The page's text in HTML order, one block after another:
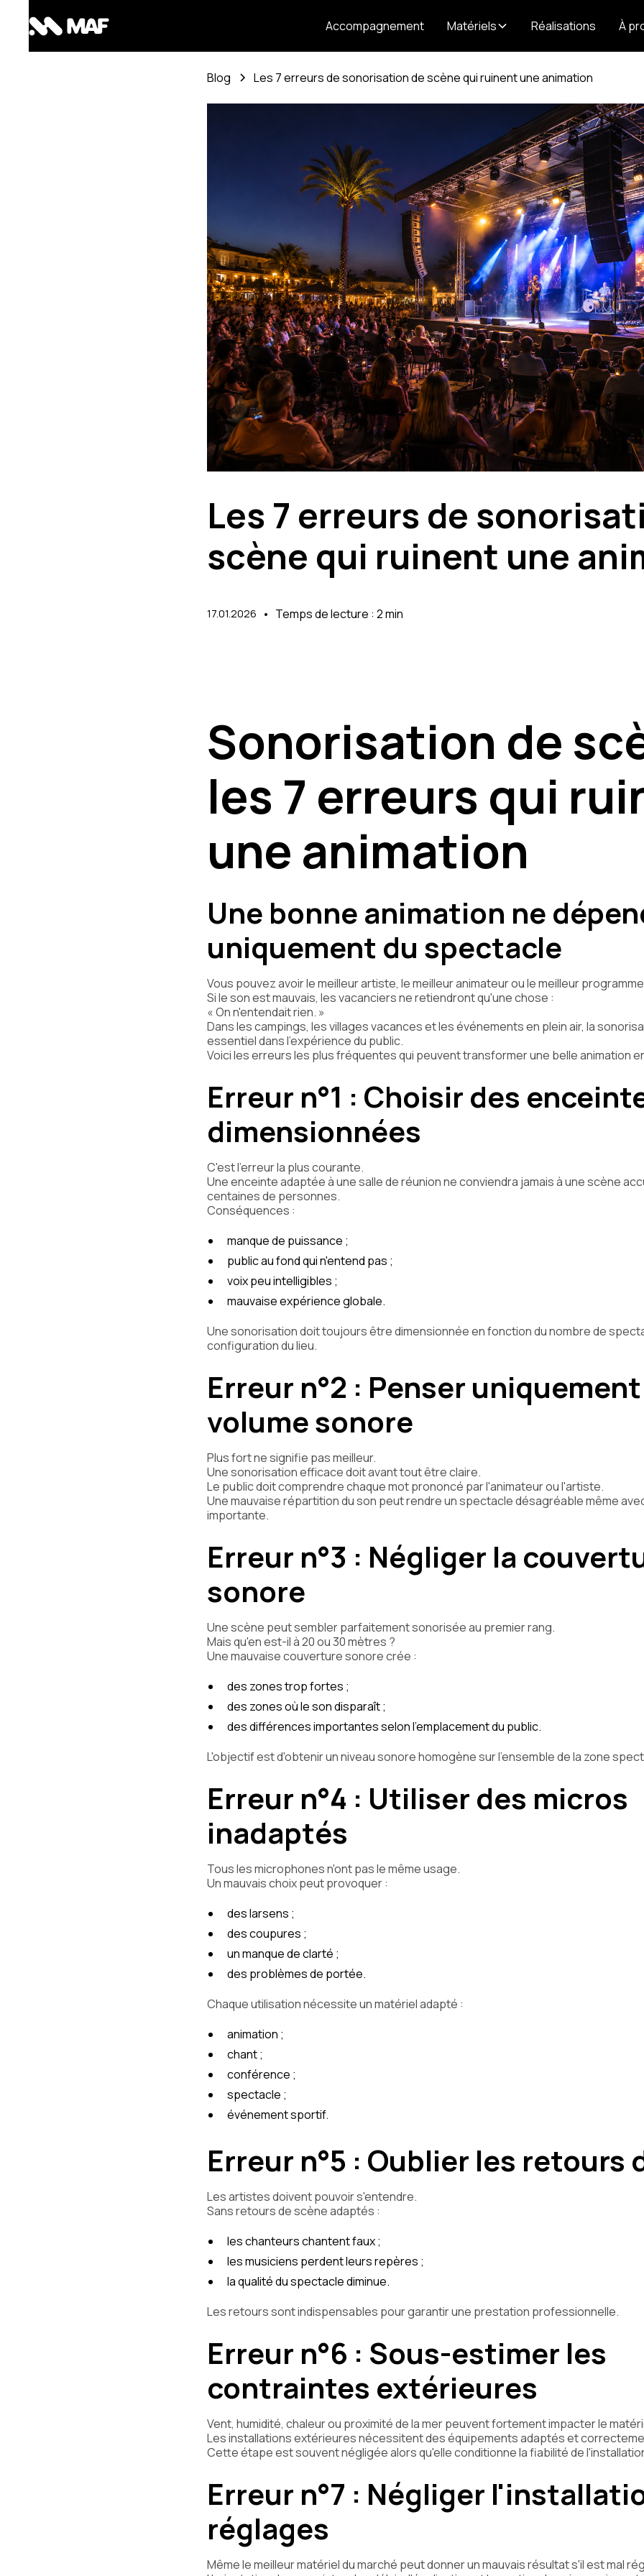
Accompagnement Matériels Réalisations À
Blog Les 7 erreurs de sonorisation de scène qui ruinent une animation
Les 7 erreurs de
scène qui ruinent une
17.01.2026 • Temps de lecture : 2 min
Sonorisation de
les 7 erreurs qui
une animation
Une bonne animation ne
uniquement du spectacle
Vous pouvez avoir le meilleur artiste, le meilleur animateur ou le meilleur
Si le son est mauvais, les vacanciers ne retiendront qu'une chose :
« On n'entendait rien. »
Dans les campings, les villages vacances et les événements en plein air, la
essentiel dans l'expérience du public.
Voici les erreurs les plus fréquentes qui peuvent transformer une belle animation
Erreur n°1 : Choisir des
dimensionnées
C'est l'erreur la plus courante.
Une enceinte adaptée à une salle de réunion ne conviendra jamais à une scène
centaines de personnes.
Conséquences :
manque de puissance ;
public au fond qui n'entend pas ;
voix peu intelligibles ;
mauvaise expérience globale.
Une sonorisation doit toujours être dimensionnée en fonction du nombre de
configuration du lieu.
Erreur n°2 : Penser
volume sonore
Plus fort ne signifie pas meilleur.
Une sonorisation efficace doit avant tout être claire.
Le public doit comprendre chaque mot prononcé par l'animateur ou l'artiste.
Une mauvaise répartition du son peut rendre un spectacle désagréable même
importante.
Erreur n°3 : Négliger la
sonore
Une scène peut sembler parfaitement sonorisée au premier rang.
Mais qu'en est-il à 20 ou 30 mètres ?
Une mauvaise couverture sonore crée :
des zones trop fortes ;
des zones où le son disparaît ;
des différences importantes selon l'emplacement du public.
L'objectif est d'obtenir un niveau sonore homogène sur l'ensemble de la zone
Erreur n°4 : Utiliser des micros
inadaptés
Tous les microphones n'ont pas le même usage.
Un mauvais choix peut provoquer :
des larsens ;
des coupures ;
un manque de clarté ;
des problèmes de portée.
Chaque utilisation nécessite un matériel adapté :
animation ;
chant ;
conférence ;
spectacle ;
événement sportif.
Erreur n°5 : Oublier les retours
Les artistes doivent pouvoir s'entendre.
Sans retours de scène adaptés :
les chanteurs chantent faux ;
les musiciens perdent leurs repères ;
la qualité du spectacle diminue.
Les retours sont indispensables pour garantir une prestation professionnelle.
Erreur n°6 : Sous-estimer les
contraintes extérieures
Vent, humidité, chaleur ou proximité de la mer peuvent fortement impacter le
Les installations extérieures nécessitent des équipements adaptés et
Cette étape est souvent négligée alors qu'elle conditionne la fiabilité de
Erreur n°7 : Négliger
réglages
Même le meilleur matériel du marché peut donner un mauvais résultat s'il est mal